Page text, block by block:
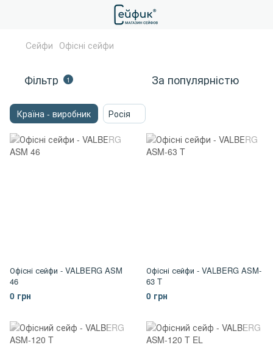
Cейфи Офісні сейфи
Фільтр 1 За популярністю
Країна - виробник Росія
Офісні сейфи - VALBERG ASM
46
0 грн
Офісні сейфи - VALBERG ASM-
63 T
0 грн